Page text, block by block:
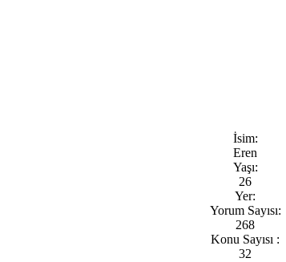
İsim:
Eren
Yaşı:
26
Yer:
Yorum Sayısı:
268
Konu Sayısı :
32